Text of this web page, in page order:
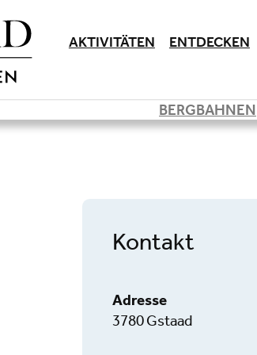
AKTIVITÄTEN ENTDECKEN
BERGBAHNEN
Kontakt
Adresse
3780 Gstaad